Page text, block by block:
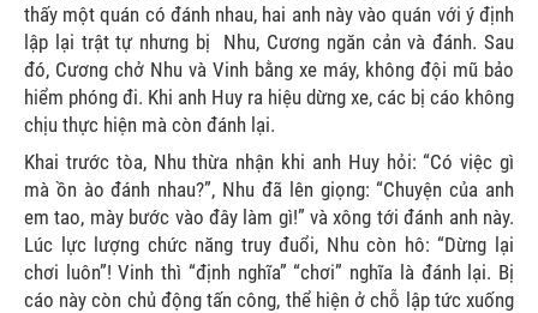
thấy một quán có đánh nhau, hai anh này vào quán với ý định
lập lại trật tự nhưng bị
Nhu, Cương ngăn cản và đánh. Sau
đó, Cương chở Nhu và Vinh bằng xe máy, không đội mũ bảo
hiểm phóng đi. Khi anh Huy ra hiệu dừng xe, các bị cáo không
chịu thực hiện mà còn đánh lại.
Khai trước tòa, Nhu thừa nhận khi anh Huy hỏi: “Có việc gì
mà ồn ào đánh nhau?”, Nhu đã lên giọng: “Chuyện của anh
em tao, mày bước vào đây làm gì!” và xông tới đánh anh này.
Lúc lực lượng chức năng truy đuổi, Nhu còn hô: “Dừng lại
chơi luôn”! Vinh thì “định nghĩa” “chơi” nghĩa là đánh lại. Bị
cáo này còn chủ động tấn công, thể hiện ở chỗ lập tức xuống